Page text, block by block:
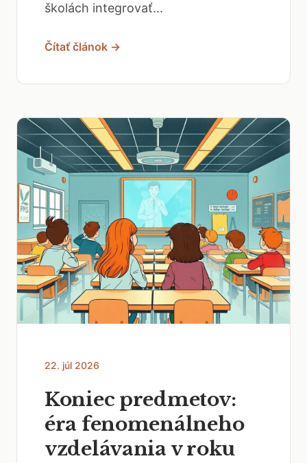
školách integrovať...
Čítať článok →
22. júl 2026
Koniec predmetov:
éra fenomenálneho
vzdelávania v roku